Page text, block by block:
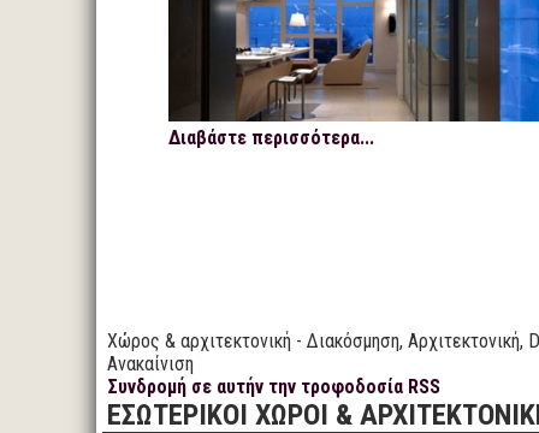
Διαβάστε περισσότερα...
Χώρος & αρχιτεκτονική - Διακόσμηση, Αρχιτεκτονική,
Ανακαίνιση
Συνδρομή σε αυτήν την τροφοδοσία RSS
ΕΣΩΤΕΡΙΚΟΙ ΧΩΡΟΙ &